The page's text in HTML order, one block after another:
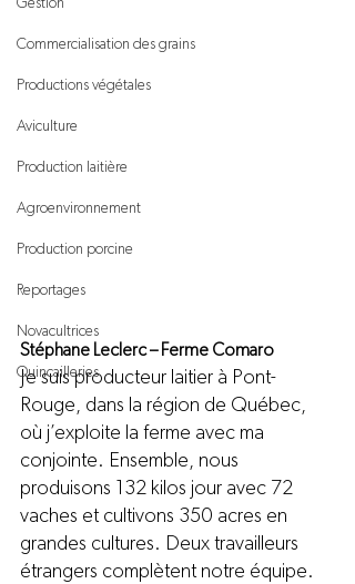
Gestion
Commercialisation des grains
Productions végétales
Aviculture
Production laitière
Agroenvironnement
Production porcine
Reportages
Novacultrices
Quincailleries
Stéphane Leclerc – Ferme Comaro
Je suis producteur laitier à Pont-
Rouge, dans la région de Québec,
où j’exploite la ferme avec ma
conjointe. Ensemble, nous
produisons 132 kilos jour avec 72
vaches et cultivons 350 acres en
grandes cultures. Deux travailleurs
étrangers complètent notre équipe.